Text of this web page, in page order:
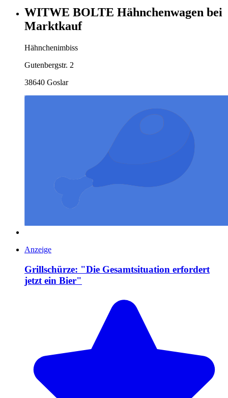
WITWE BOLTE Hähnchenwagen bei
Marktkauf
Hähnchenimbiss
Gutenbergstr. 2
38640 Goslar
Anzeige
Grillschürze: "Die Gesamtsituation erfordert
jetzt ein Bier"